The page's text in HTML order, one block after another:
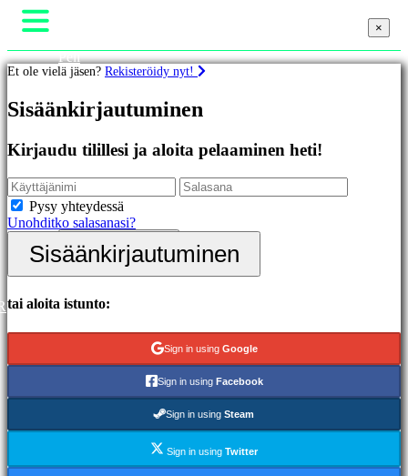
Esittelyssä
Uutuudet
Ilmaiset
pelit
Kategoriat
Toimintapelit
Seikkailupelit
pelit
pelit
Räiskintäpelit
games
games
Peli
Gameplay
Uutiset
Tuki
Kauppa
Rekisteröidy
×
Et ole vielä jäsen? Rekisteröidy nyt!
Sisäänkirjautuminen
Kirjaudu tilillesi ja aloita pelaaminen heti!
Pysy yhteydessä
Unohditko salasanasi?
Sisäänkirjautuminen
tai aloita istunto:
Sign in using Google
Sign in using Facebook
Sign in using Steam
Sign in using Twitter
×
×